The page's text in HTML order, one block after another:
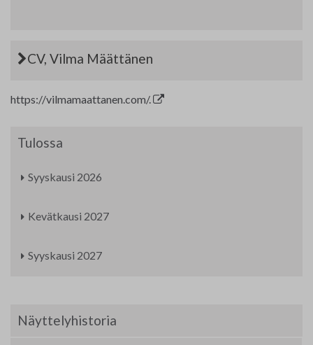
CV, Vilma Määttänen
https://vilmamaattanen.com/.
Tulossa
Syyskausi 2026
Kevätkausi 2027
Syyskausi 2027
Näyttelyhistoria